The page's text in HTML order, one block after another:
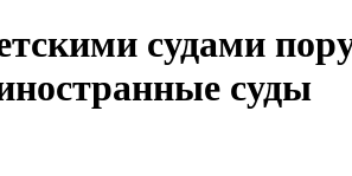
судами
суды